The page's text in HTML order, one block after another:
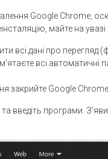
Google Chrome,
майте на увазі
всі дані про
всі автоматичні
закрийте Google Chrome.
введіть програми.